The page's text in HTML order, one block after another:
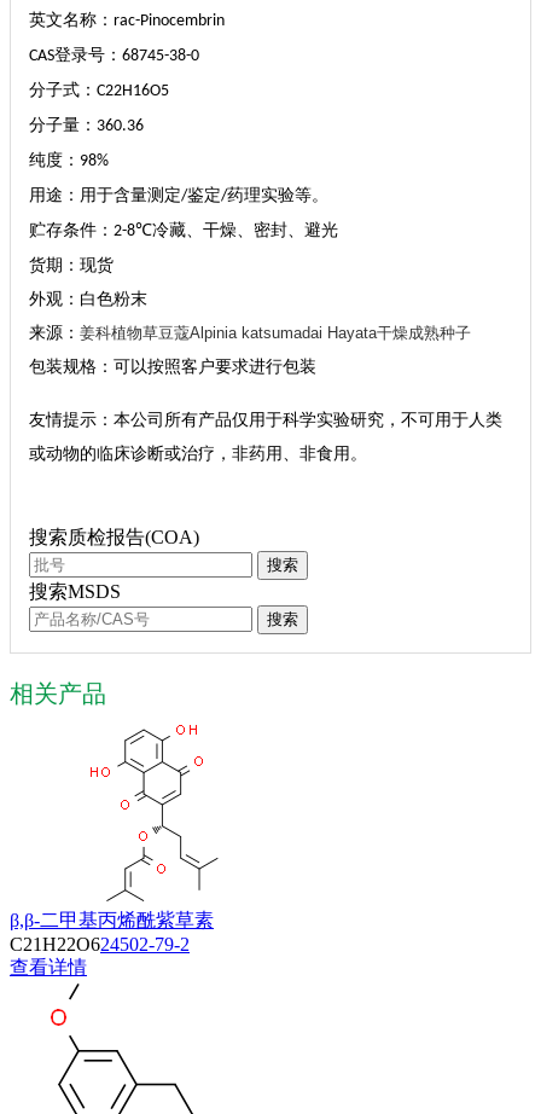
英文名称： rac-Pinocembrin
CAS登录号： 68745-38-0
分子式： C22H16O5
分子量： 360.36
纯度： 98%
用途：用于含量测定/鉴定/药理实验等。
贮存条件： 2-8℃冷藏、干燥、密封、避光
货期：现货
外观：白色粉末
来源： 姜科植物草豆蔻Alpinia katsumadai Hayata干燥成熟种子
包装规格：可以按照客户要求进行包装
友情提示：本公司所有产品仅用于科学实验研究，不可用于人类
或动物的临床诊断或治疗，非药用、非食用。
搜索质检报告(COA)
搜索
搜索MSDS
搜索
相关产品
β,β-二甲基丙烯酰紫草素
C21H22O624502-79-2
查看详情